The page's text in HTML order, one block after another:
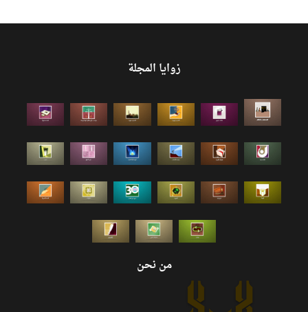
زوايا المجلة
من نحن